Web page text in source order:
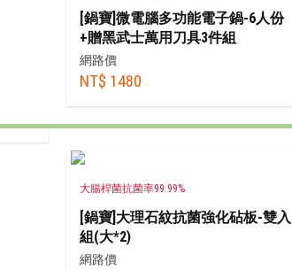
[鍋寶]微電腦多功能電子鍋-6人份
+贈黑武士萬用刀具3件組
網路價
NT$ 1480
大腸桿菌抗菌率99.99%
[鍋寶]大理石紋抗菌強化砧板-雙入
組(大*2)
網路價